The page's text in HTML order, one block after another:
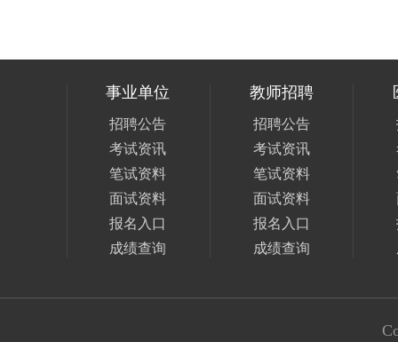
事业单位
招聘公告
考试资讯
笔试资料
面试资料
报名入口
成绩查询
教师招聘
招聘公告
考试资讯
笔试资料
面试资料
报名入口
成绩查询